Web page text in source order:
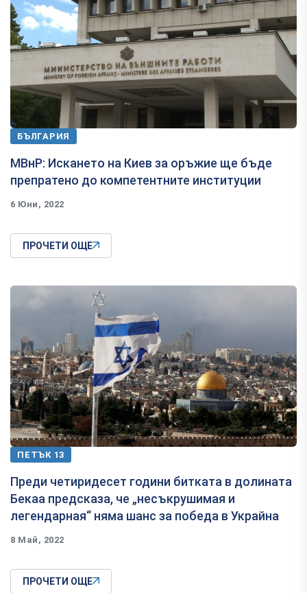
БЪЛГАРИЯ
МВнР: Искането на Киев за оръжие ще бъде
препратено до компетентните институции
6 Юни, 2022
ПРОЧЕТИ ОЩЕ
ПЕТЪК 13
Преди четиридесет години битката в долината
Бекаа предсказа, че „несъкрушимая и
легендарная“ няма шанс за победа в Украйна
8 Май, 2022
ПРОЧЕТИ ОЩЕ